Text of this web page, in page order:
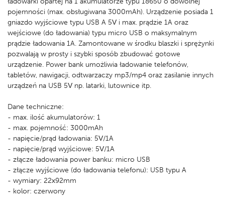
pojemności (max. obsługiwana 3000mAh). Urządzenie posiada 1
gniazdo wyjściowe typu USB A 5V i max. prądzie 1A oraz
wejściowe (do ładowania) typu micro USB o maksymalnym
prądzie ładowania 1A. Zamontowane w środku blaszki i sprężynki
pozwalają w prosty i szybki sposób zbudować gotowe
urządzenie. Power bank umożliwia ładowanie telefonów,
tabletów, nawigacji, odtwarzaczy mp3/mp4 oraz zasilanie innych
urządzeń na USB 5V np. latarki, lutownice itp.
Dane techniczne:
- max. ilość akumulatorów: 1
- max. pojemność: 3000mAh
- napięcie/prąd ładowania: 5V/1A
- napięcie/prąd wyjściowe: 5V/1A
- złącze ładowania power banku: micro USB
- złącze wyjściowe (do ładowania telefonu): USB typu A
- wymiary: 22x92mm
- kolor: czerwony